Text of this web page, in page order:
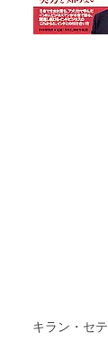
キラン・セ